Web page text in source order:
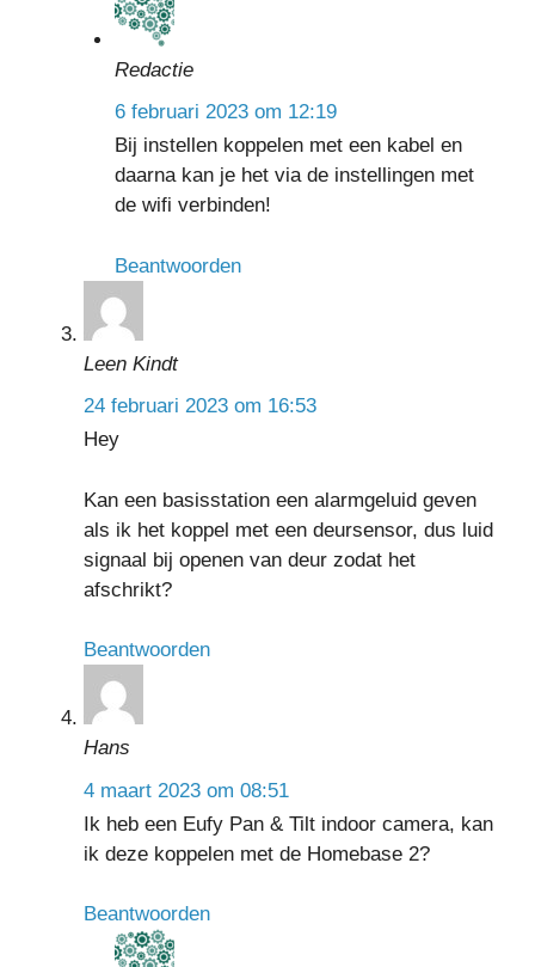
Redactie
6 februari 2023 om 12:19
Bij instellen koppelen met een kabel en
daarna kan je het via de instellingen met
de wifi verbinden!
Beantwoorden
Leen Kindt
24 februari 2023 om 16:53
Hey
Kan een basisstation een alarmgeluid geven
als ik het koppel met een deursensor, dus luid
signaal bij openen van deur zodat het
afschrikt?
Beantwoorden
Hans
4 maart 2023 om 08:51
Ik heb een Eufy Pan & Tilt indoor camera, kan
ik deze koppelen met de Homebase 2?
Beantwoorden